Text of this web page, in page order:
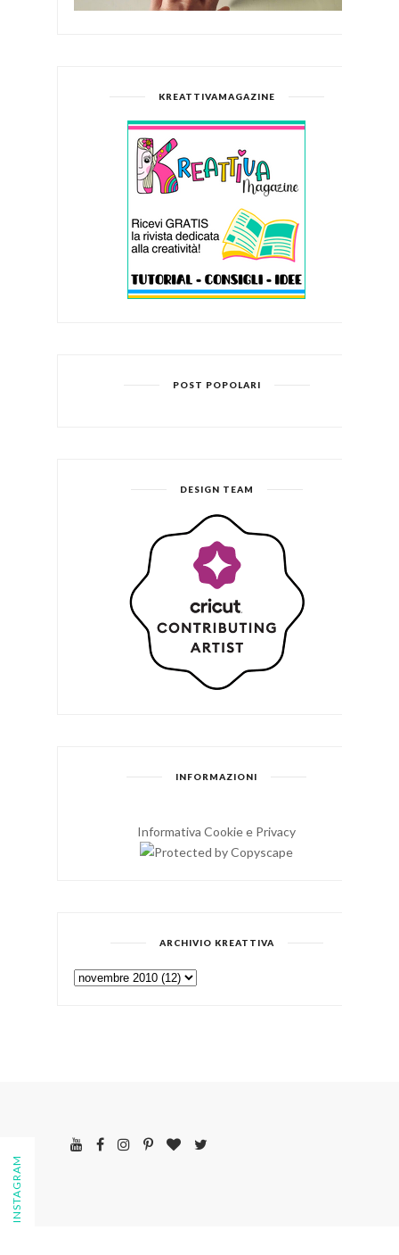
KREATTIVAMAGAZINE
POST POPOLARI
DESIGN TEAM
INFORMAZIONI
Informativa Cookie e Privacy
ARCHIVIO KREATTIVA